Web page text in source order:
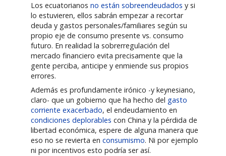
Los ecuatorianosno están sobreendeudados y si
lo estuvieren, ellos sabrán empezar a recortar
deuda y gastos personales/familiares según su
propio eje de consumo presente vs. consumo
futuro. En realidad la sobrerregulación del
mercado financiero evita precisamente que la
gente perciba, anticipe y enmiende sus propios
errores.
Además es profundamente irónico -y keynesiano,
claro- que un gobierno que ha hecho del gasto
corriente exacerbado, el endeudamiento en
condiciones deplorables con China y la pérdida de
libertad económica, espere de alguna manera que
eso no se revierta enconsumismo. Ni por ejemplo
ni por incentivos esto podría ser así.